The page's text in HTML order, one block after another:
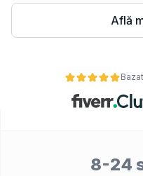
Află
8-24